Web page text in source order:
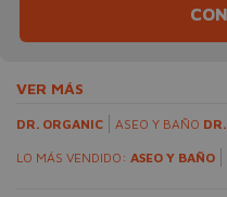
VER MÁS
DR. ORGANIC ASEO Y BAÑO
LO MÁS VENDIDO: ASEO Y BAÑO